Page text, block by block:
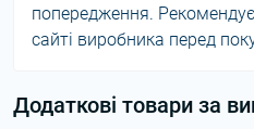
попередження.
сайті виробника перед
Додаткові товари за